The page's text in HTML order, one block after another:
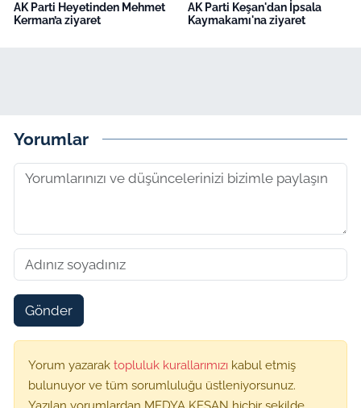
AK Parti Heyetinden Mehmet
Kerman’a ziyaret
AK Parti Keşan'dan İpsala
Kaymakamı'na ziyaret
Yorumlar
Gönder
Yorum yazarak topluluk kurallarımızı kabul etmiş
bulunuyor ve tüm sorumluluğu üstleniyorsunuz.
Yazılan yorumlardan MEDYA KEŞAN hiçbir şekilde